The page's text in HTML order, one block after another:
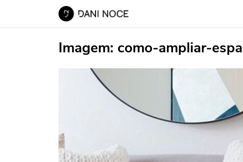
Imagem: como-ampliar-